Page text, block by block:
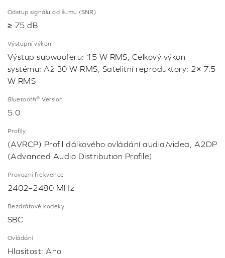
Odstup signálu od šumu (SNR)
≥ 75 dB
Výstupní výkon
Výstup subwooferu: 15 W RMS, Celkový výkon
systému: Až 30 W RMS, Satelitní reproduktory: 2× 7.5
W RMS
Bluetooth® Version
5.0
Profily
(AVRCP) Profil dálkového ovládání audia/videa, A2DP
(Advanced Audio Distribution Profile)
Provozní frekvence
2402–2480 MHz
Bezdrátové kodeky
SBC
Ovládání
Hlasitost: Ano